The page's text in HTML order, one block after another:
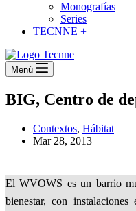
Monografías
Series
TECNNE +
Menú
BIG, Centro de
Contextos, Hábitat
Mar 28, 2013
El WVOWS es un barrio
bienestar, con